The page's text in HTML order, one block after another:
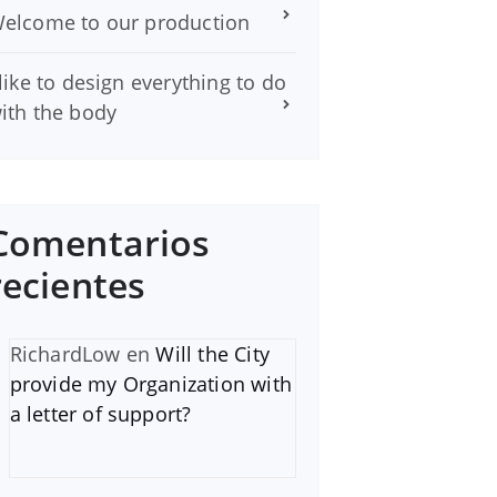
to our production
to design everything to do
the body
RichardLow enWill the City
provide my Organization with
a letter of support?